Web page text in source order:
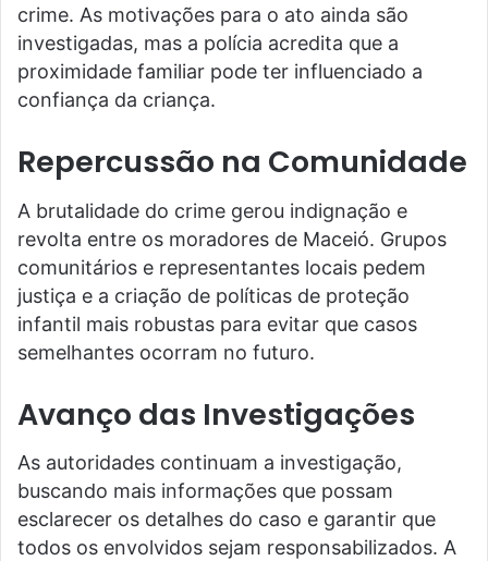
crime. As motivações para o ato ainda são
investigadas, mas a polícia acredita que a
proximidade familiar pode ter influenciado a
confiança da criança.
Repercussão na Comunidade
A brutalidade do crime gerou indignação e
revolta entre os moradores de Maceió. Grupos
comunitários e representantes locais pedem
justiça e a criação de políticas de proteção
infantil mais robustas para evitar que casos
semelhantes ocorram no futuro.
Avanço das Investigações
As autoridades continuam a investigação,
buscando mais informações que possam
esclarecer os detalhes do caso e garantir que
todos os envolvidos sejam responsabilizados. A